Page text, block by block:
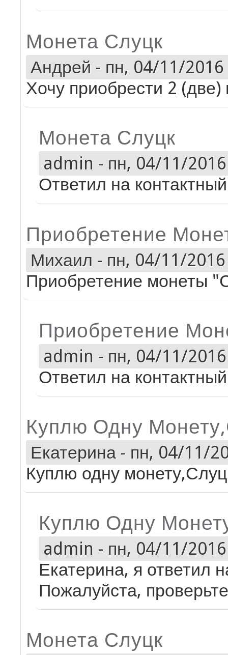
Монета Слуцк
Андрей - пн, 04/11/2016
Хочу приобрести 2
Монета Слуцк
admin - пн, 04/11/
Ответил на
Приобретение
Михаил - пн, 04/11/
Приобретение монеты
Приобретение
admin - пн, 04/11/
Ответил на
Куплю Одну
Екатерина - пн, 04/11/
Куплю одну
Куплю Одну
admin - пн, 04/11/
Екатерина, я ответил
Пожалуйста,
Монета Слуцк